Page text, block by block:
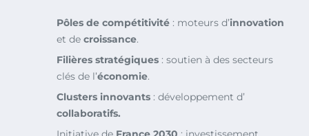
Pôles de compétitivité : moteurs d’innovation
et de croissance.
Filières stratégiques : soutien à des secteurs
clés de l’économie.
Clusters innovants : développement d’
collaboratifs.